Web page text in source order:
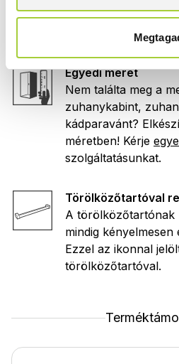
Ezzel a
Print
Egyedi méret
Nem találta meg a
zuhanykabint,
kádparavánt?
méretben! Kérje
szolgáltatásunkat.
Törölközőtartóval
A törölközőtartónak
mindig
Ezzel az ikonnal
törölközőtartóval.